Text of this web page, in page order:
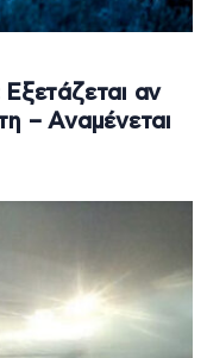
αν
– Αναμένεται